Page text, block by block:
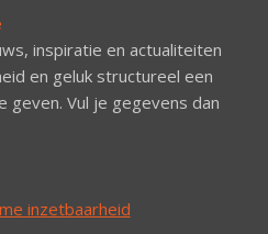
inspiratie en actualiteiten
en geluk structureel een
geven. Vul je gegevens dan
inzetbaarheid